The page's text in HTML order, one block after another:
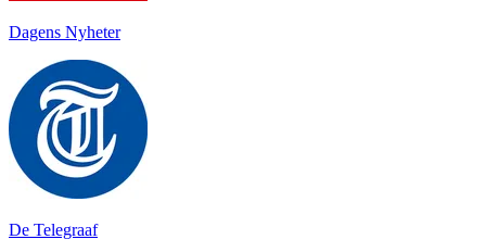
Dagens Nyheter
De Telegraaf